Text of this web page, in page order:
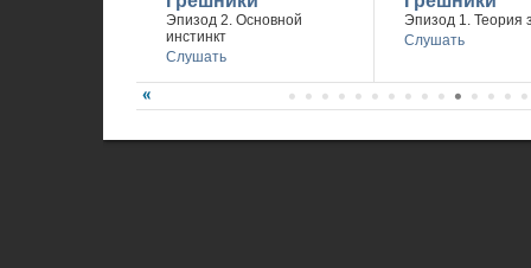
Эпизод 2. Основной
инстинкт
Слушать
Эпизод 1. Теория
Слушать